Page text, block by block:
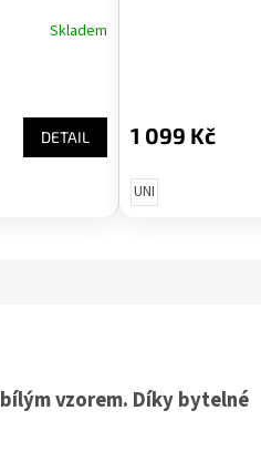
Skladem
DETAIL 1 099 Kč
UNI
vzorem. Díky bytelné